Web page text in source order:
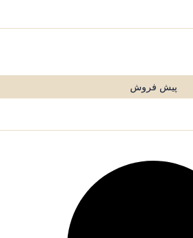
پیش فروش